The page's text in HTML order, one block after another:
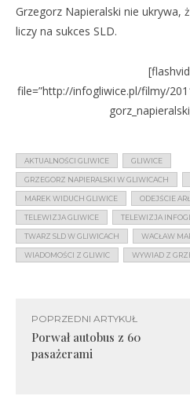
Grzegorz Napieralski nie ukrywa,
liczy na sukces SLD.
file=”http://infogliwice.pl/filmy/
AKTUALNOŚCI GLIWICE GLIWICE
GRZEGORZ NAPIERALSKI W GLIWICACH
MAREK WIDUCH GLIWICE ODEJŚCIE
TELEWIZJA GLIWICE TELEWIZJA
TWARZ SLD W GLIWICACH WACŁAW
WIADOMOŚCI Z GLIWIC WYWIAD Z
POPRZEDNI ARTYKUŁ
Porwał autobus z 60
pasażerami